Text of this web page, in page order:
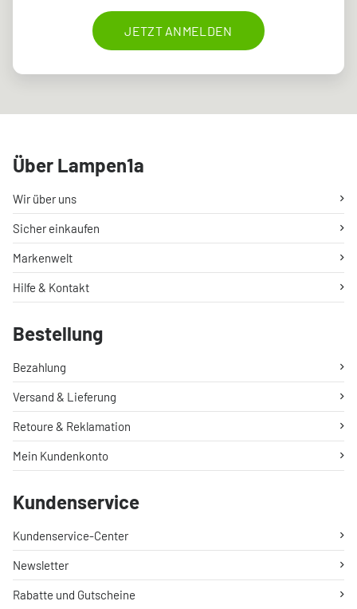
JETZT ANMELDEN
Über Lampen1a
Wir über uns
Sicher einkaufen
Markenwelt
Hilfe & Kontakt
Bestellung
Bezahlung
Versand & Lieferung
Retoure & Reklamation
Mein Kundenkonto
Kundenservice
Kundenservice-Center
Newsletter
Rabatte und Gutscheine